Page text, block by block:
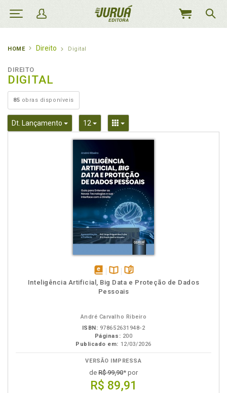
MEU
HOME Direito Digital
DIREITO
DIGITAL
85 obras disponíveis
Dt. Lançamento Toggle Dropdown
12 Toggle DropdownToggle Dropdown
disponível
em
Disponível
na
páginas
Inteligência Artificial, Big Data e Proteção de Dados
Pessoais
André Carvalho Ribeiro
ISBN: 978652631948-2
Páginas: 200
Publicado em: 12/03/2026
VERSÃO IMPRESSA
de R$ 99,90* por
R$ 89,91